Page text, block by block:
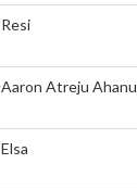
Resi
Aaron Atreju Ahanu
Elsa